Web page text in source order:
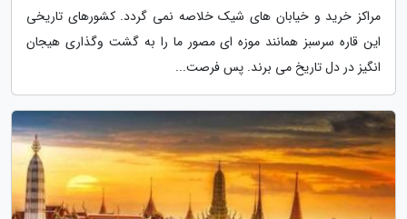
مراکز خرید و خیابان های شیک خلاصه نمی گردد. کشورهای تاریخی
این قاره سرسبز همانند موزه ای مصور ما را به گشت وگذاری هیجان
انگیز در دل تاریخ می برند. پس فرصت...